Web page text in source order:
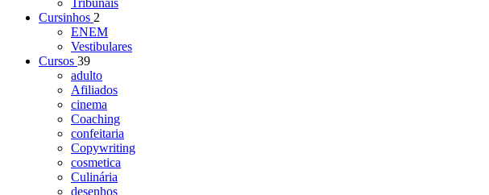
Cursinhos 2
ENEM
Vestibulares
Cursos 39
adulto
Afiliados
cinema
Coaching
confeitaria
Copywriting
cosmetica
Culinária
desenhos